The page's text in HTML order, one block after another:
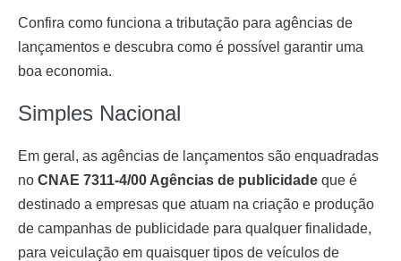
Confira como funciona a tributação para agências de
lançamentos e descubra como é possível garantir uma
boa economia.
Simples Nacional
Em geral, as agências de lançamentos são enquadradas
no CNAE 7311-4/00 Agências de publicidade que é
destinado a empresas que atuam na criação e produção
de campanhas de publicidade para qualquer finalidade,
para veiculação em quaisquer tipos de veículos de